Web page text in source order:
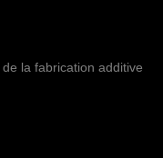
la fabrication additive